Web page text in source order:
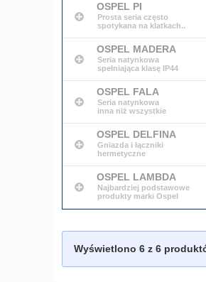
OSPEL PI
Prosta seria często
spotykana na klatkach..
OSPEL MADERA
Seria natynkowa
spełniająca klasę IP44
OSPEL FALA
Seria natynkowa
inna niż wszystkie
OSPEL DELFINA
Gniazda i łączniki
hermetyczne
OSPEL LAMBDA
Najbardziej podstawowe
produkty marki Ospel
Wyświetlono 6 z 6